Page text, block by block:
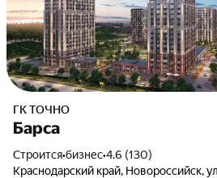
ГК ТОЧНО
Барса
Строится•бизнес•4.6 (130)
Краснодарский край, Новороссийск,